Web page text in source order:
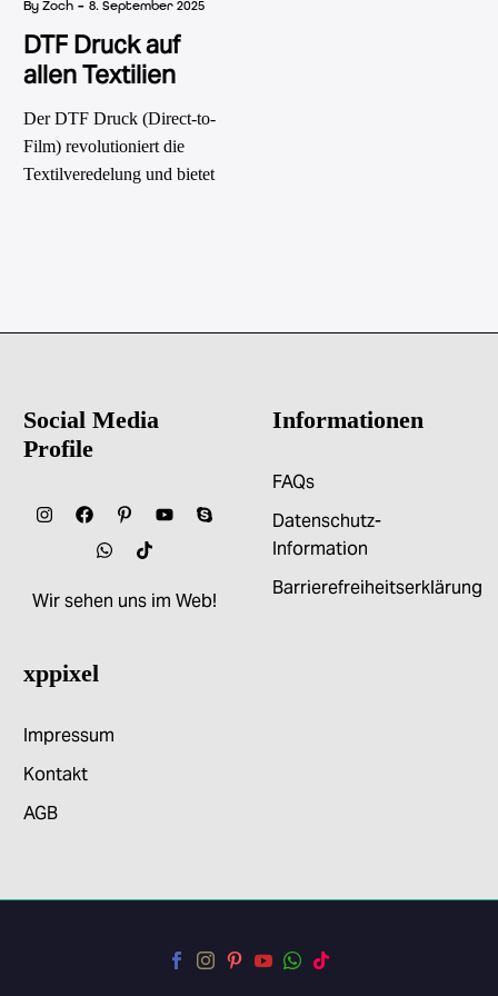
By Zoch - 8. September 2025
DTF Druck auf
allen Textilien
Der DTF Druck (Direct-to-
Film) revolutioniert die
Textilveredelung und bietet
xppixel
Impressum
Kontakt
AGB
Informationen
FAQs
Datenschutz-
Information
Barrierefreiheitserklärung
Social Media
Profile
Wir sehen uns im Web!